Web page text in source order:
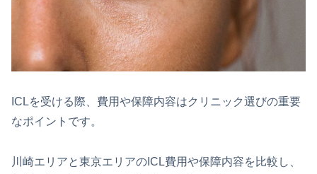
ICLを受ける際、費用や保障内容はクリニック選びの重要
なポイントです。
川崎エリアと東京エリアのICL費用や保障内容を比較し、